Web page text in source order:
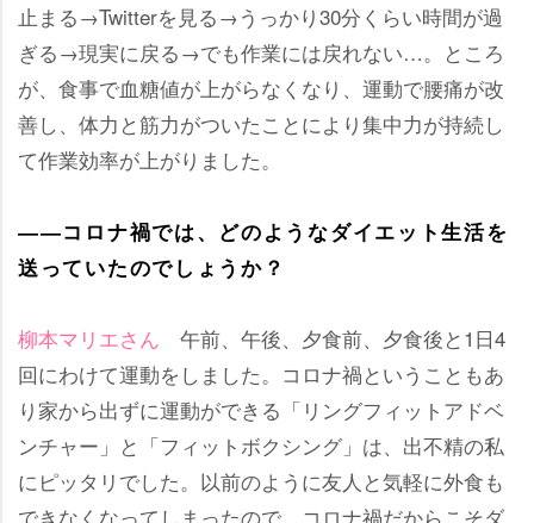
止まる→Twitterを見る→うっかり30分くらい時間が過
ぎる→現実に戻る→でも作業には戻れない…。ところ
が、食事で血糖値が上がらなくなり、運動で腰痛が改
善し、体力と筋力がついたことにより集中力が持続し
て作業効率が上がりました。
――コロナ禍では、どのようなダイエット生活を
送っていたのでしょうか？
柳本マリエさん 午前、午後、夕食前、夕食後と1日4
回にわけて運動をしました。コロナ禍ということもあ
り家から出ずに運動ができる「リングフィットアドベ
ンチャー」と「フィットボクシング」は、出不精の私
にピッタリでした。以前のように友人と気軽に外食も
できなくなってしまったので、コロナ禍だからこそダ